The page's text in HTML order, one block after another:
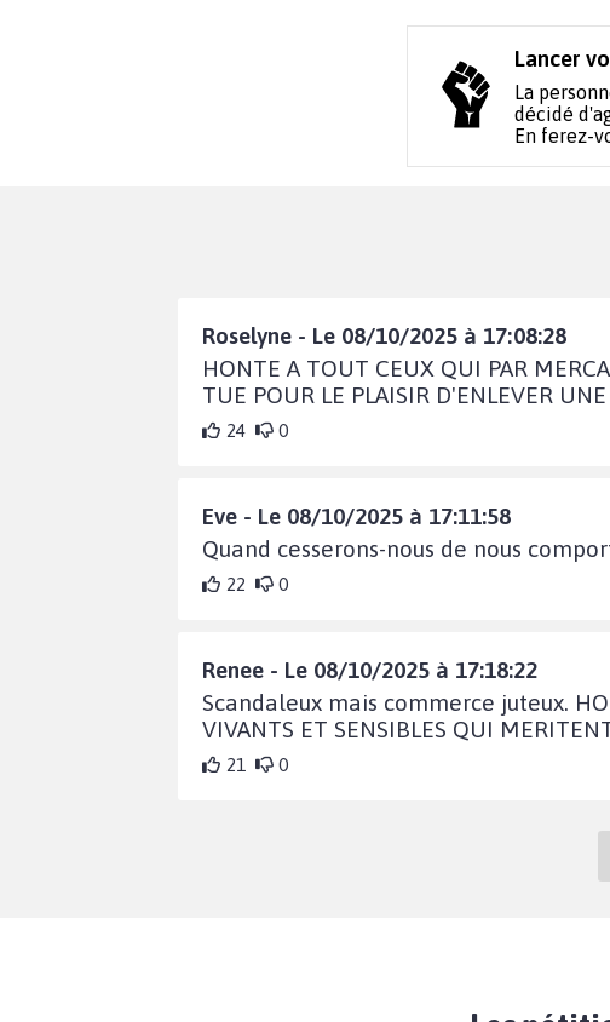
Lancer
La
décidé
En ferez-
Roselyne - Le 08/10/2025 à 17:08:28
HONTE A TOUT CEUX QUI PAR
TUE POUR LE PLAISIR D'ENLEVER
24 0
Eve - Le 08/10/2025 à 17:11:58
Quand cesserons-nous de nous
22 0
Renee - Le 08/10/2025 à 17:18:22
Scandaleux mais commerce juteux.
VIVANTS ET SENSIBLES QUI
21 0